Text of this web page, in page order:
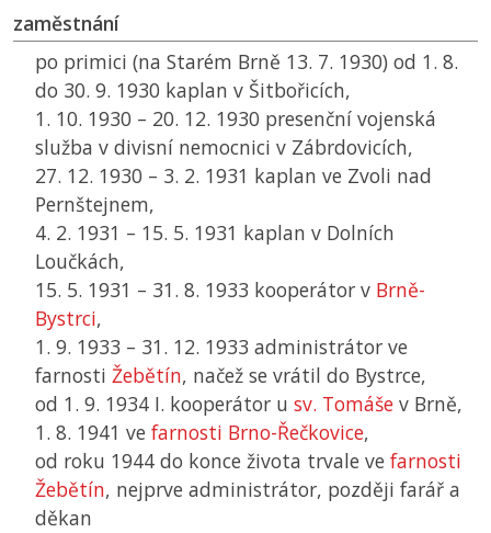
zaměstnání
po primici (na Starém Brně 13. 7. 1930) od 1. 8.
do 30. 9. 1930 kaplan v Šitbořicích,
1. 10. 1930 – 20. 12. 1930 presenční vojenská
služba v divisní nemocnici v Zábrdovicích,
27. 12. 1930 – 3. 2. 1931 kaplan ve Zvoli nad
Pernštejnem,
4. 2. 1931 – 15. 5. 1931 kaplan v Dolních
Loučkách,
15. 5. 1931 – 31. 8. 1933 kooperátor v Brně-
Bystrci,
1. 9. 1933 – 31. 12. 1933 administrátor ve
farnosti Žebětín, načež se vrátil do Bystrce,
od 1. 9. 1934 I. kooperátor u sv. Tomáše v Brně,
1. 8. 1941 ve farnosti Brno-Řečkovice,
od roku 1944 do konce života trvale ve farnosti
Žebětín, nejprve administrátor, později farář a
děkan